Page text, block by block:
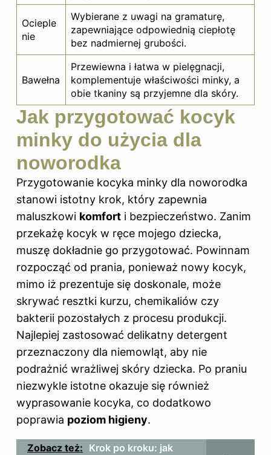
Ocieple
nie
Wybierane z uwagi na gramaturę,
zapewniające odpowiednią ciepłotę
bez nadmiernej grubości.
Bawełna
Przewiewna i łatwa w pielęgnacji,
komplementuje właściwości minky, a
obie tkaniny są przyjemne dla skóry.
Jak przygotować kocyk
minky do użycia dla
noworodka
Przygotowanie kocyka minky dla noworodka
stanowi istotny krok, który zapewnia
maluszkowi komfort i bezpieczeństwo. Zanim
przekażę kocyk w ręce mojego dziecka,
muszę dokładnie go przygotować. Powinnam
rozpocząć od prania, ponieważ nowy kocyk,
mimo iż prezentuje się doskonale, może
skrywać resztki kurzu, chemikaliów czy
bakterii pozostałych z procesu produkcji.
Najlepiej zastosować delikatny detergent
przeznaczony dla niemowląt, aby nie
podrażnić wrażliwej skóry dziecka. Po praniu
niezwykle istotne okazuje się również
wyprasowanie kocyka, co dodatkowo
poprawia poziom higieny.
Zobacz też: Krok po kroku: jak